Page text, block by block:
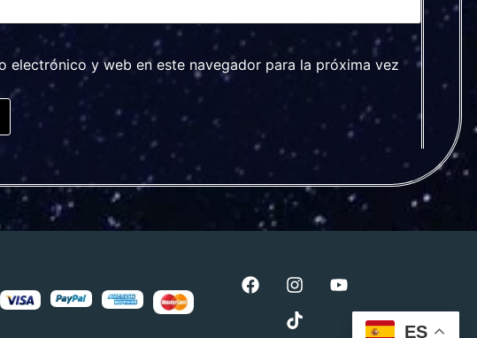
electrónico y web en este navegador para la próxima vez
ES